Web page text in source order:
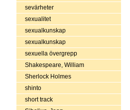
sevärheter
sexualitet
sexualkunskap
sexualkunskap
sexuella övergrepp
Shakespeare, William
Sherlock Holmes
shinto
short track